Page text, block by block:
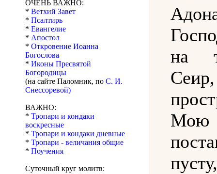
ОЧЕНЬ ВАЖНО:
* Ветхий Завет
* Псалтирь
* Евангелие
* Апостол
* Откровение Иоанна
Богослова
* Иконы Пресвятой
Богородицы
(на сайте Паломник, по С. И.
Снессоревой)
ВАЖНО:
* Тропари и кондаки
воскресные
* Тропари и кондаки дневные
* Тропари - величания общие
* Поучения
Суточный круг молитв:
на
Мою